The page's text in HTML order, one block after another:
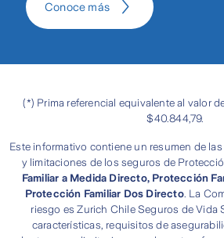
Conoce más
(*) Prima referencial equivalente al valor
$40.844,79.
Este informativo contiene un resumen de
y limitaciones de los seguros de
Familiar a Medida Directo, Protección
Protección Familiar Dos Directo. La
riesgo es Zurich Chile Seguros de Vida
características, requisitos de